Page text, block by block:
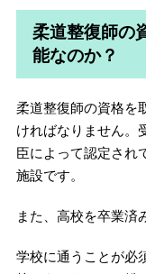
柔道整復師の
能なのか？
柔道整復師の資格を
ければなりません。
臣によって認定され
施設です。
また、高校を卒業済
学校に通うことが必